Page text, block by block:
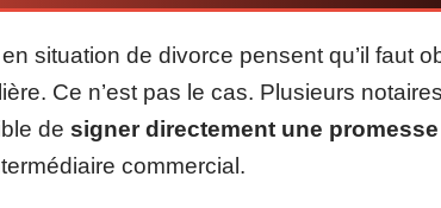
situation de divorce pensent qu’il faut
Ce n’est pas le cas. Plusieurs
de signer directement une
commercial.